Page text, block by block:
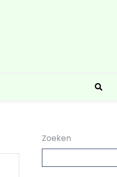
Zoeken